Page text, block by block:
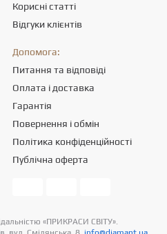
Корисні статті
Відгуки клієнтів
Допомога:
Питання та відповіді
Оплата і доставка
Гарантія
Повернення і обмін
Політика конфіденційності
Публічна оферта
«ПРИКРАСИ СВІТУ».